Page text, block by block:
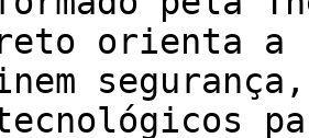
orienta
tecnológicos